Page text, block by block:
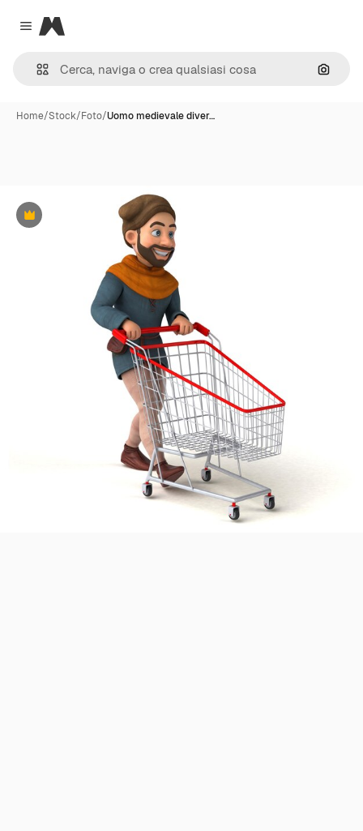
Close menu
Magnific
Cerca
Home/Stock/Foto/Uomo medievale diver…
Premium